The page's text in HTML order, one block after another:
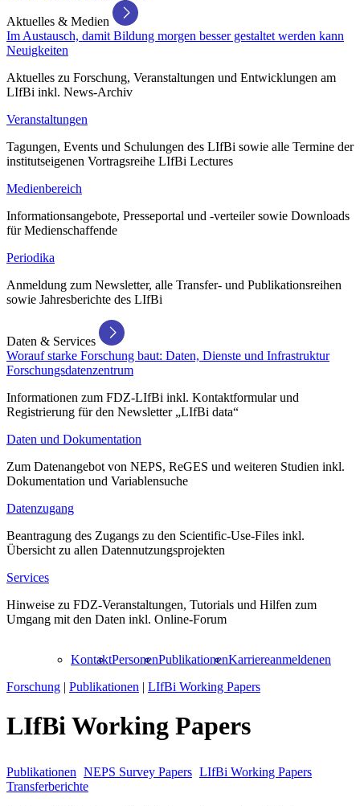
Aktuelles & Medien
Im Austausch, damit Bildung morgen besser gestaltet werden kann
Neuigkeiten
Aktuelles zu Forschung, Veranstaltungen und Entwicklungen am
LIfBi inkl. News-Archiv
Veranstaltungen
Tagungen, Events und Schulungen des LIfBi sowie alle Termine der
institutseigenen Vortragsreihe LIfBi Lectures
Medienbereich
Informationsangebote, Presseportal und -verteiler sowie Downloads
für Medienschaffende
Periodika
Anmeldung zum Newsletter, alle Transfer- und Publikationsreihen
sowie Jahresberichte des LIfBi
Daten & Services
Worauf starke Forschung baut: Daten, Dienste und Infrastruktur
Forschungsdatenzentrum
Informationen zum FDZ-LIfBi inkl. Kontaktformular und
Registrierung für den Newsletter „LIfBi data“
Daten und Dokumentation
Zum Datenangebot von NEPS, ReGES und weiteren Studien inkl.
Dokumentation und Variablensuche
Datenzugang
Beantragung des Zugangs zu den Scientific-Use-Files inkl.
Übersicht zu allen Datennutzungsprojekten
Services
Hinweise zu FDZ-Veranstaltungen, Tutorials und Hilfen zum
Umgang mit den Daten inkl. Online-Forum
KontaktPersonenPublikationenKarriereanmeldenen
Forschung | Publikationen | LIfBi Working Papers
LIfBi Working Papers
Publikationen NEPS Survey Papers LIfBi Working Papers
Transferberichte